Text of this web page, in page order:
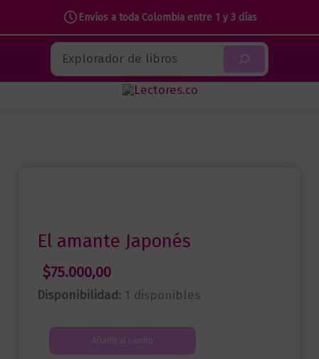
Envíos a toda Colombia entre 1 y 3 días
contenido
Buscar
El amante Japonés
$75.000,00
Disponibilidad: 1 disponibles
amante
Añadir al carrito
cantidad